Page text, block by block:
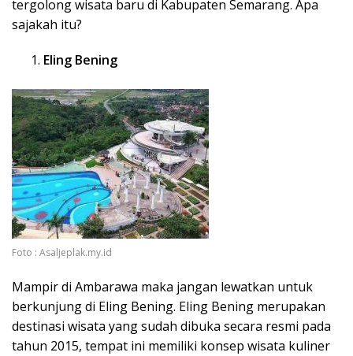
tergolong wisata baru di Kabupaten Semarang. Apa
sajakah itu?
Eling Bening
Foto : Asaljeplak.my.id
Mampir di Ambarawa maka jangan lewatkan untuk
berkunjung di Eling Bening. Eling Bening merupakan
destinasi wisata yang sudah dibuka secara resmi pada
tahun 2015, tempat ini memiliki konsep wisata kuliner